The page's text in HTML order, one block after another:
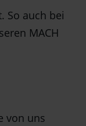
So auch bei
MACH
von uns